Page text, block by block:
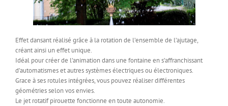
Effet dansant réalisé grâce à la rotation de l’ensemble de l’ajutage,
créant ainsi un effet unique.
Idéal pour créer de l’animation dans une fontaine en s’affranchissant
d’automatismes et autres systèmes électriques ou électroniques.
Grace à ses rotules intégrées, vous pouvez réaliser différentes
géométries selon vos envies.
Le jet rotatif pirouette fonctionne en toute autonomie.